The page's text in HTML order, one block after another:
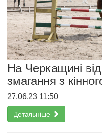
На Черкащині
змагання з
27.06.23 11:50
Детальніше